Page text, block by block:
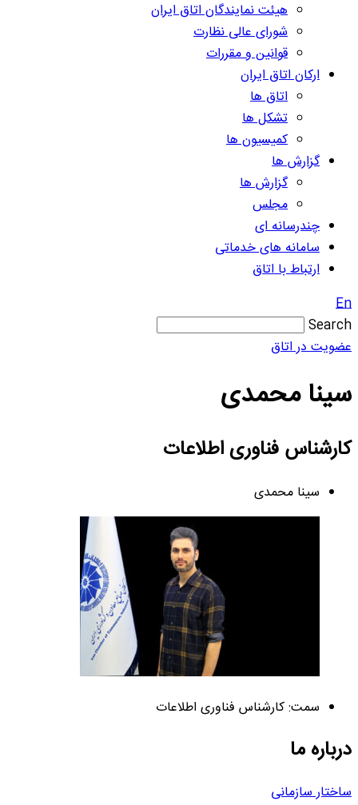
هیئت نمایندگان اتاق ایران
شورای عالی نظارت
قوانین و مقررات
ارکان اتاق ایران
اتاق ها
تشکل ها
کمیسیون ها
گزارش ها
گزارش ها
مجلس
چندرسانه ای
سامانه های خدماتی
ارتباط با اتاق
En
Search
عضویت در اتاق
سینا محمدی
کارشناس فناوری اطلاعات
سینا محمدی
سمت: کارشناس فناوری اطلاعات
درباره ما
ساختار سازمانی